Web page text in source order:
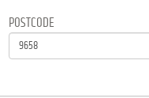
POSTCODE